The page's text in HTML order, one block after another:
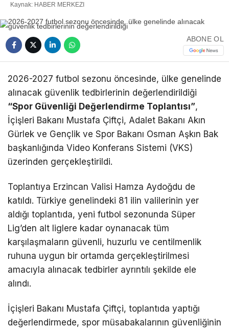
Kaynak: HABER MERKEZI
ABONE OL
2026-2027 futbol sezonu öncesinde, ülke genelinde
alınacak güvenlik tedbirlerinin değerlendirildiği
“Spor Güvenliği Değerlendirme Toplantısı”,
İçişleri Bakanı Mustafa Çiftçi, Adalet Bakanı Akın
Gürlek ve Gençlik ve Spor Bakanı Osman Aşkın Bak
başkanlığında Video Konferans Sistemi (VKS)
üzerinden gerçekleştirildi.
Toplantıya Erzincan Valisi Hamza Aydoğdu de
katıldı. Türkiye genelindeki 81 ilin valilerinin yer
aldığı toplantıda, yeni futbol sezonunda Süper
Lig’den alt liglere kadar oynanacak tüm
karşılaşmaların güvenli, huzurlu ve centilmenlik
ruhuna uygun bir ortamda gerçekleştirilmesi
amacıyla alınacak tedbirler ayrıntılı şekilde ele
alındı.
İçişleri Bakanı Mustafa Çiftçi, toplantıda yaptığı
değerlendirmede, spor müsabakalarının güvenliğinin